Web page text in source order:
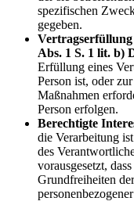
spezifischen
gegeben.
Abs. 1 S. 1 lit. b)
Erfüllung eines
Person ist, oder
Maßnahmen
Person erfolgen.
Berechtigte
die Verarbeitung
des
vorausgesetzt,
Grundfreiheiten